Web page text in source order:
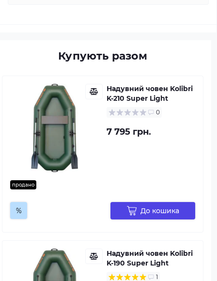
Купують разом
продано
Надувний човен Kolibri
K-210 Super Light
0
7 795 грн.
До кошика
%
Надувний човен Kolibri
K-190 Super Light
1